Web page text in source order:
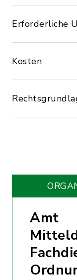
Erforderliche
Kosten
Amt